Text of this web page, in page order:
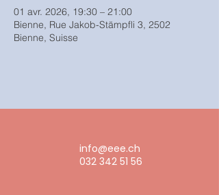
01 avr. 2026, 19:30 – 21:00
Bienne, Rue Jakob-Stämpfli 3, 2502
Bienne, Suisse
info@eee.ch
032 342 51 56